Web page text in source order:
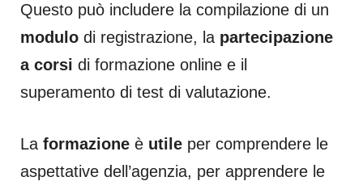
Questo può includere la compilazione di un
modulo di registrazione, la partecipazione
a corsi di formazione online e il
superamento di test di valutazione.
La formazione è utile per comprendere le
aspettative dell’agenzia, per apprendere le